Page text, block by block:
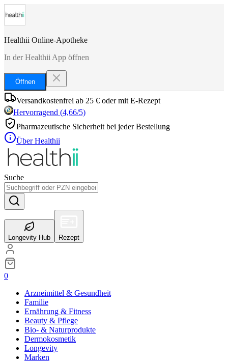
Healthii Online-Apotheke
In der Healthii App öffnen
Öffnen
Versandkostenfrei ab 25 € oder mit E-Rezept
Hervorragend (4,66/5)
Pharmazeutische Sicherheit bei jeder Bestellung
Über Healthii
Suche
Longevity Hub Rezept
0
Arzneimittel & Gesundheit
Familie
Ernährung & Fitness
Beauty & Pflege
Bio- & Naturprodukte
Dermokosmetik
Longevity
Marken